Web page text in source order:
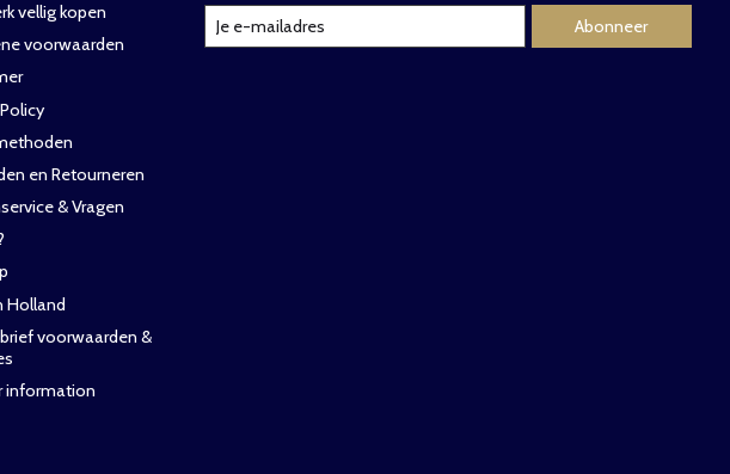
vellig kopen
voorwaarden
en Retourneren
& Vragen
Holland
voorwaarden &
information
Abonneer